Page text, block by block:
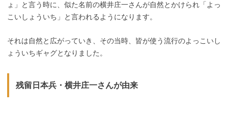
ょ」と言う時に、似た名前の横井庄一さんが自然とかけられ「よっ
こいしょういち」と言われるようになります。
それは自然と広がっていき、その当時、皆が使う流行のよっこいし
ょういちギャグとなりました。
残留日本兵・横井庄一さんが由来